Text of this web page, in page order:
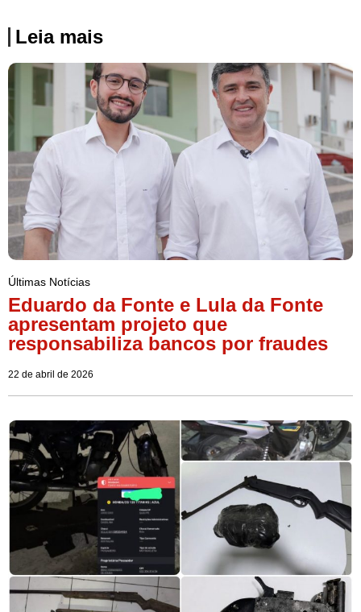
Leia mais
Últimas Notícias
Eduardo da Fonte e Lula da Fonte
apresentam projeto que
responsabiliza bancos por fraudes
22 de abril de 2026